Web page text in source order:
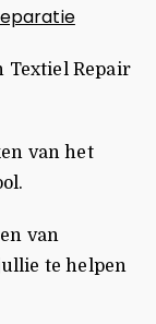
Textiel Repair
van het
van
te helpen